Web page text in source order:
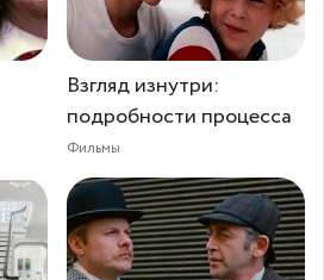
Взгляд изнутри:
подробности процесса
Фильмы